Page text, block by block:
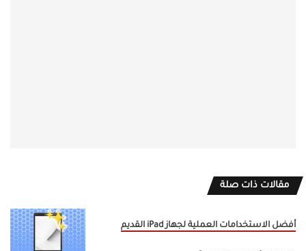
مقالات ذات صلة
أفضل الاستخدامات العملية لجهاز iPad القديم